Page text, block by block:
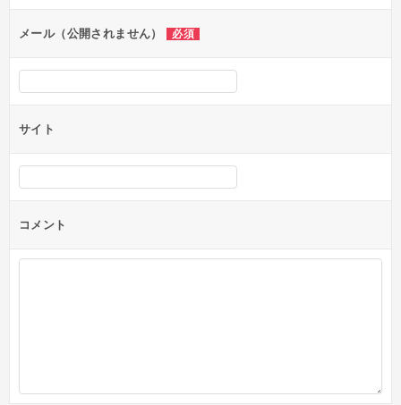
ンメール（公開されません） 必須
サイト
コメント